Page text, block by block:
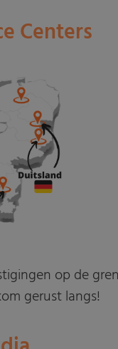
Centers
op de
gerust langs!